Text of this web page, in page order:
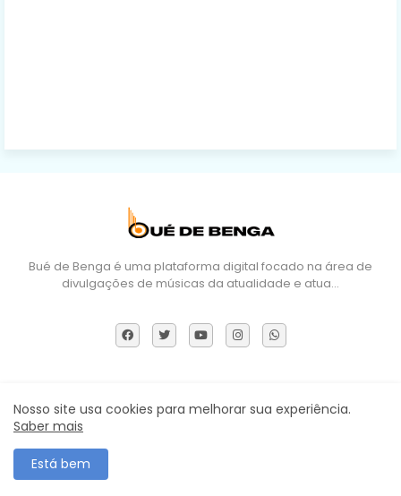
Bué de Benga é uma plataforma digital focado na área de
divulgações de músicas da atualidade e atua…
Sobre Nós DMCA Termos e Políticas Contactos
Nosso site usa cookies para melhorar sua experiência.
Saber mais
Está bem